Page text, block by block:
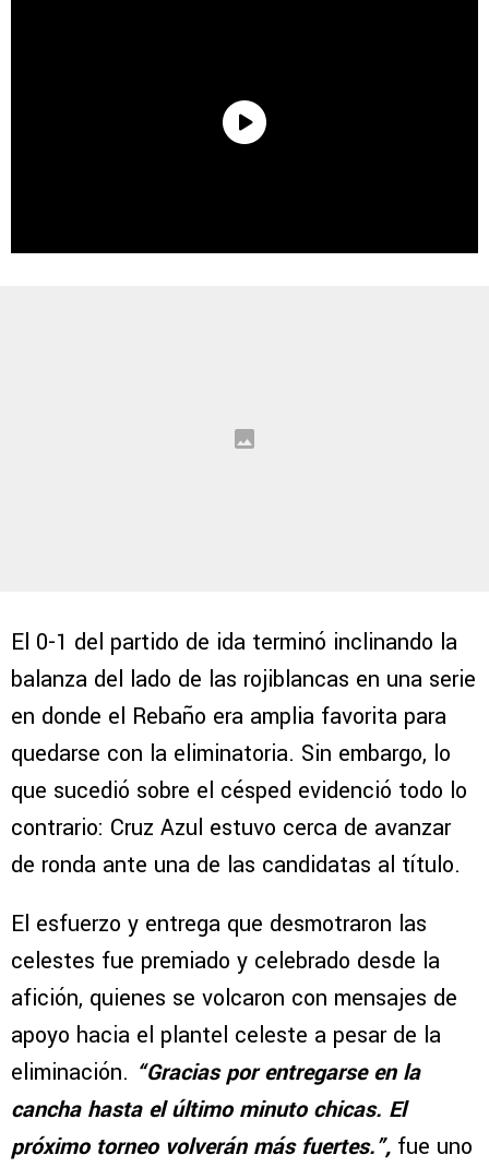
El 0-1 del partido de ida terminó inclinando la
balanza del lado de las rojiblancas en una serie
en donde el Rebaño era amplia favorita para
quedarse con la eliminatoria. Sin embargo, lo
que sucedió sobre el césped evidenció todo lo
contrario: Cruz Azul estuvo cerca de avanzar
de ronda ante una de las candidatas al título.
El esfuerzo y entrega que desmotraron las
celestes fue premiado y celebrado desde la
afición, quienes se volcaron con mensajes de
apoyo hacia el plantel celeste a pesar de la
eliminación. “Gracias por entregarse en la
cancha hasta el último minuto chicas. El
próximo torneo volverán más fuertes.”, fue uno